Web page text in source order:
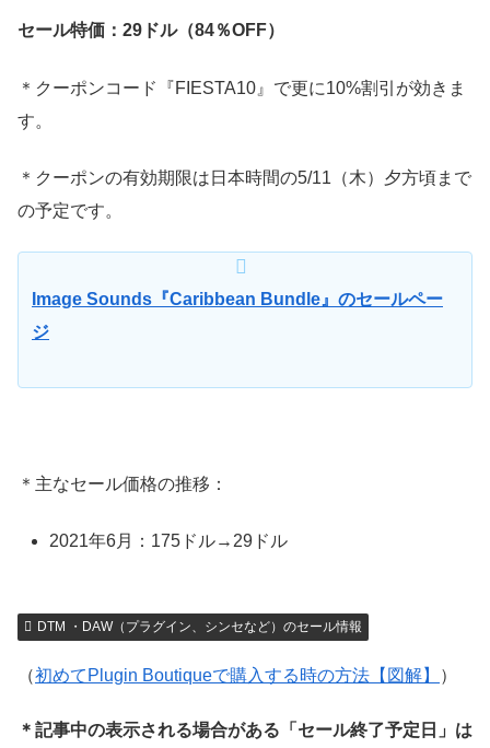
セール特価：29ドル（84％OFF）
＊クーポンコード『FIESTA10』で更に10%割引が効きま
す。
＊クーポンの有効期限は日本時間の5/11（木）夕方頃まで
の予定です。
Image Sounds『Caribbean Bundle』のセールペー
ジ
＊主なセール価格の推移：
2021年6月：175ドル→29ドル
DTM ・DAW（プラグイン、シンセなど）のセール情報
（初めてPlugin Boutiqueで購入する時の方法【図解】 ）
＊記事中の表示される場合がある「セール終了予定日」は